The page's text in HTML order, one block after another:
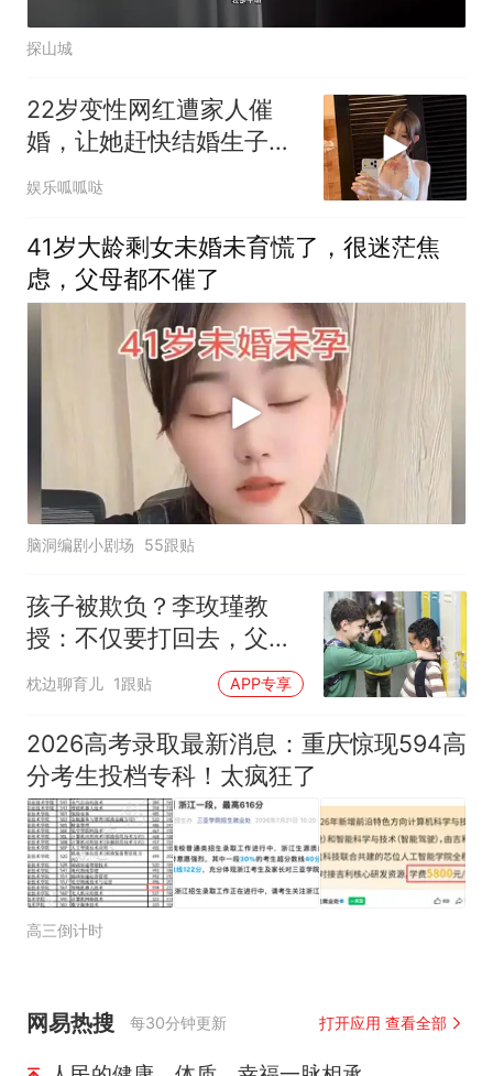
探山城
22岁变性网红遭家人催
婚，让她赶快结婚生子，
不能生可以领养
娱乐呱呱哒
41岁大龄剩女未婚未育慌了，很迷茫焦
虑，父母都不催了
脑洞编剧小剧场 55跟贴
孩子被欺负？李玫瑾教
授：不仅要打回去，父母
的言行尤为关键
枕边聊育儿 1跟贴 APP专享
2026高考录取最新消息：重庆惊现594高
分考生投档专科！太疯狂了
高三倒计时
网易热搜 每30分钟更新 打开应用 查看全部